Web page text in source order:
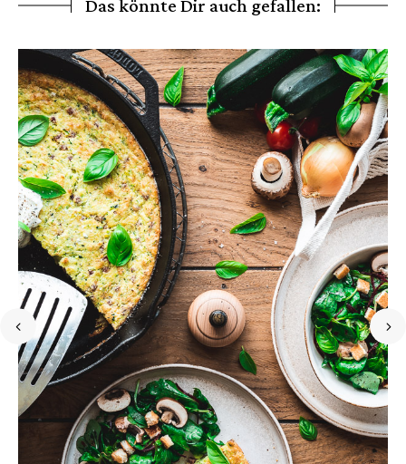
Das könnte Dir auch gefallen: